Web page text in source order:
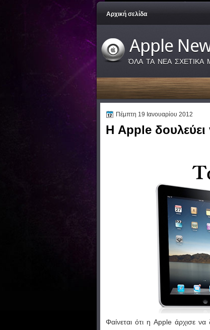
Αρχική σελίδα
Apple
ΌΛΑ ΤΑ ΝΕΑ ΣΧΕΤΙΚΑ
Πέμπτη 19 Ιανουαρίου 2012
Η Apple
Φαίνεται ότι η Apple άρχισε